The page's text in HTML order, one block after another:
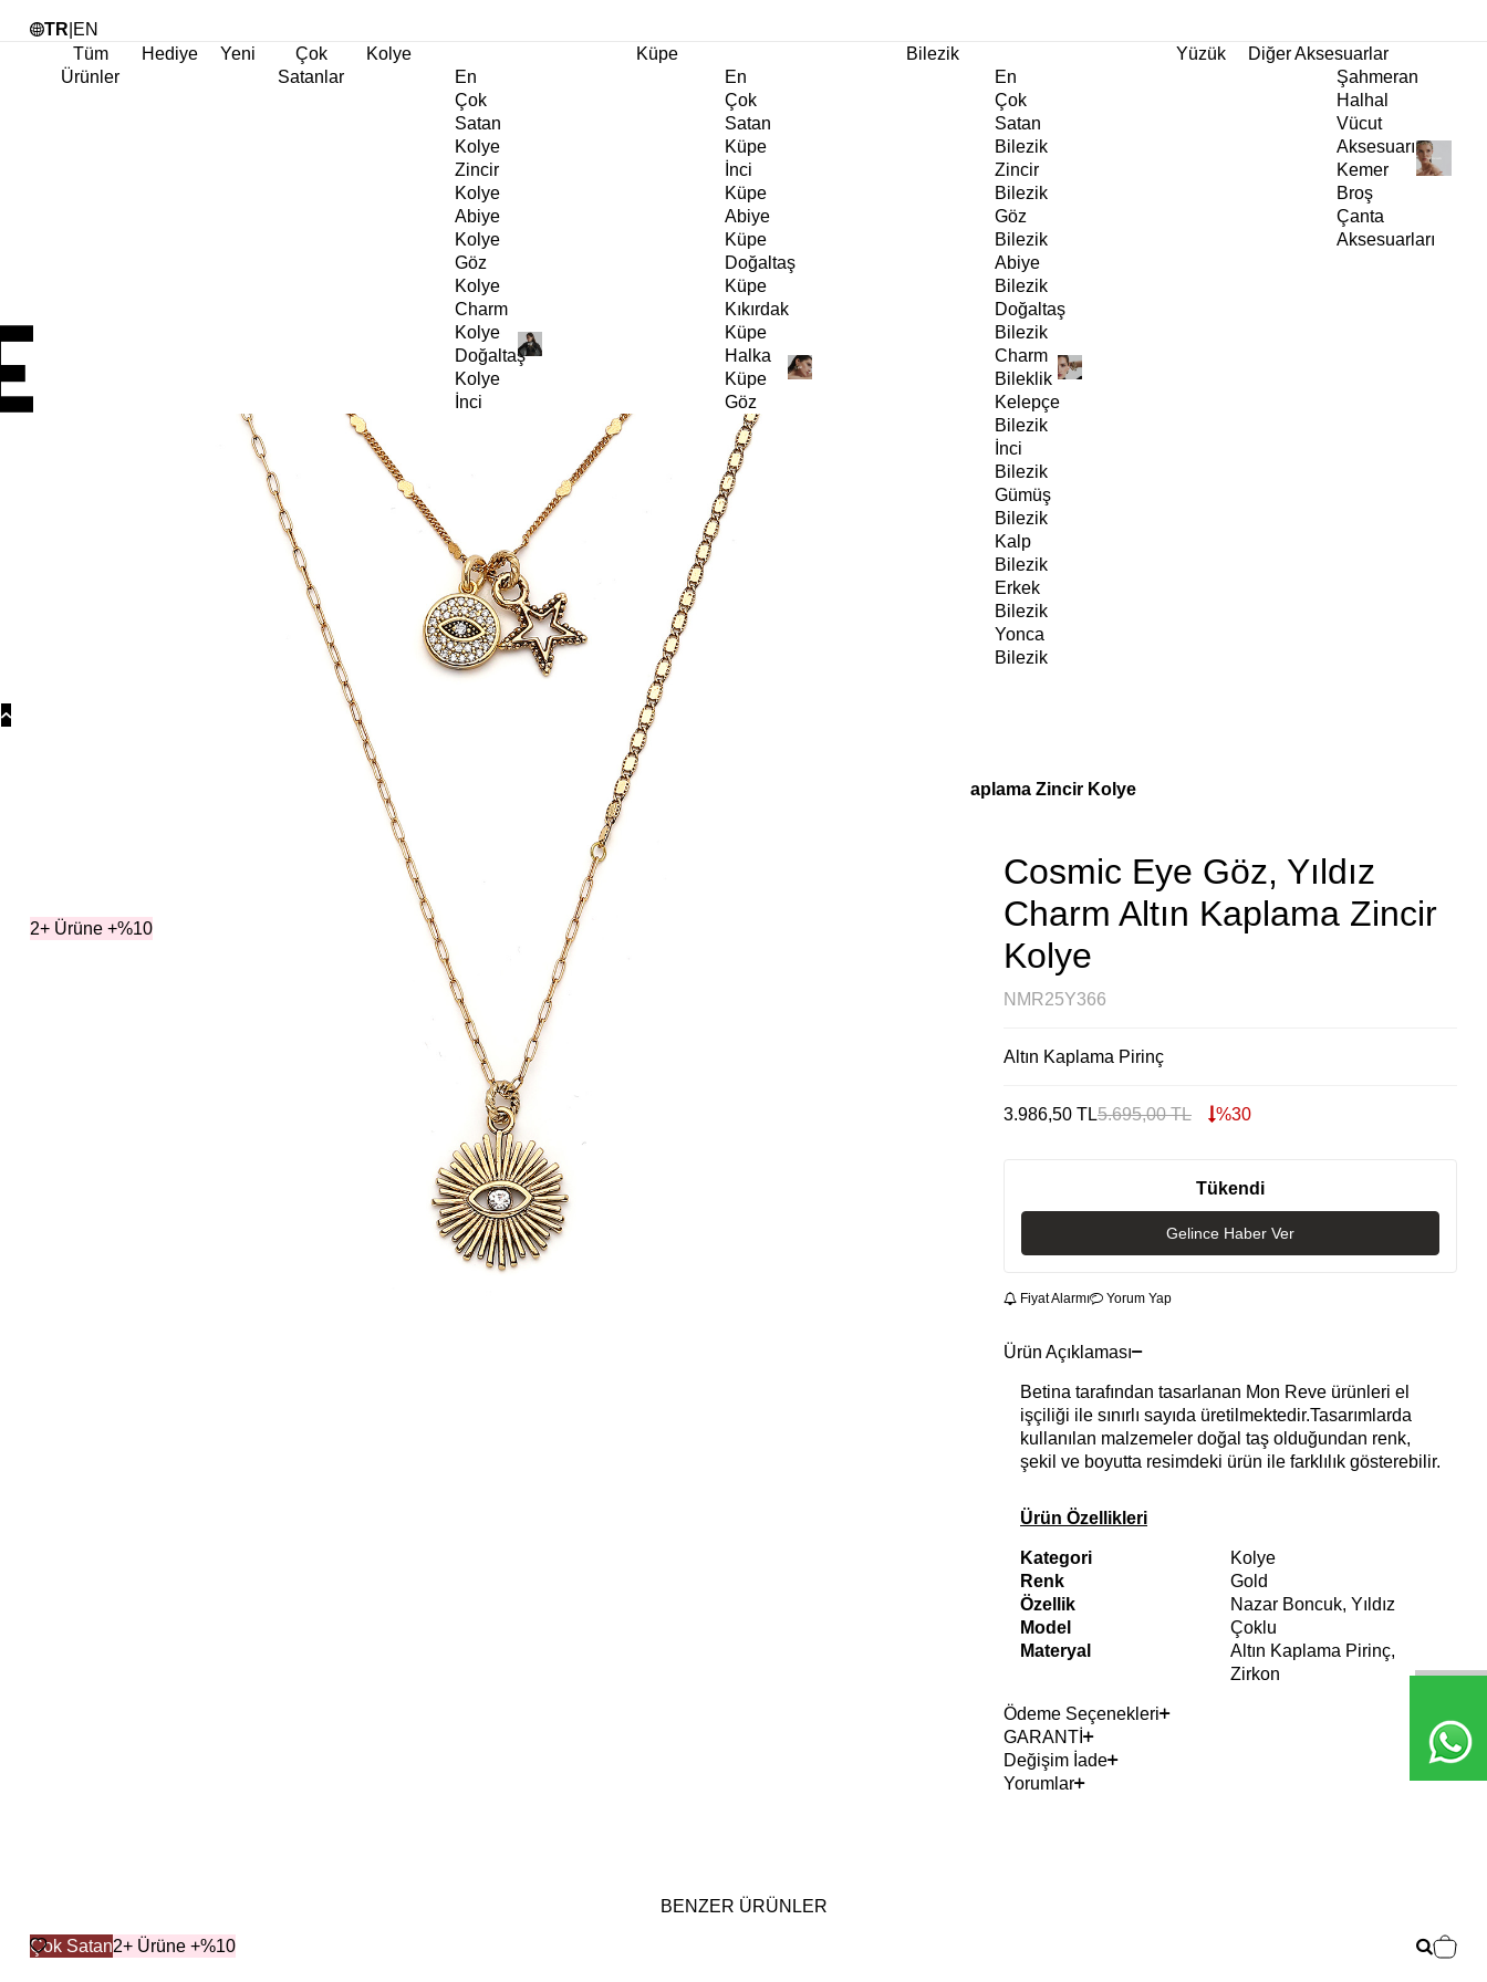
TR EN
Tüm
Ürünler
Hediye Yeni
Çok
Satanlar
Kolye
En
Çok
Satan
Kolye
Zincir
Kolye
Abiye
Kolye
Göz
Kolye
Charm
Kolye
Doğaltaş
Kolye
İnci
Gümüş
Kolye
Yonca
Kolye
Küpe
En
Çok
Satan
Küpe
İnci
Küpe
Abiye
Küpe
Doğaltaş
Küpe
Kıkırdak
Küpe
Halka
Küpe
Göz
Küpe
Charm
Küpe
Klipsli
Küpe
Bilezik
En
Çok
Satan
Bilezik
Zincir
Bilezik
Göz
Bilezik
Abiye
Bilezik
Doğaltaş
Bilezik
Charm
Bileklik
Kelepçe
Bilezik
İnci
Bilezik
Gümüş
Bilezik
Kalp
Bilezik
Erkek
Bilezik
Yonca
Bilezik
Yüzük
Diğer Aksesuarlar
Şahmeran
Halhal
Vücut
Aksesuarı
Kemer
Broş
Çanta
Aksesuarları
Koleksiyonlar Teenage Cosmic Eye Göz, Yıldız Charm Altın Kaplama Zincir Kolye
2+ Ürüne +%10
Cosmic Eye Göz, Yıldız
Charm Altın Kaplama Zincir
Kolye
NMR25Y366
Altın Kaplama Pirinç
3.986,50 TL5.695,00TL %30
Tükendi
Gelince Haber Ver
Fiyat Alarmı Yorum Yap
Ürün Açıklaması
Betina tarafından tasarlanan Mon Reve ürünleri el
işçiliği ile sınırlı sayıda üretilmektedir.Tasarımlarda
kullanılan malzemeler doğal taş olduğundan renk,
şekil ve boyutta resimdeki ürün ile farklılık gösterebilir.
Ürün Özellikleri
Kategori
Kolye
Renk
Gold
Özellik
Nazar Boncuk, Yıldız
Model
Çoklu
Materyal
Altın Kaplama Pirinç,
Zirkon
Ödeme Seçenekleri
GARANTİ
Değişim İade
Yorumlar
BENZER ÜRÜNLER
Çok Satan2+ Ürüne +%10